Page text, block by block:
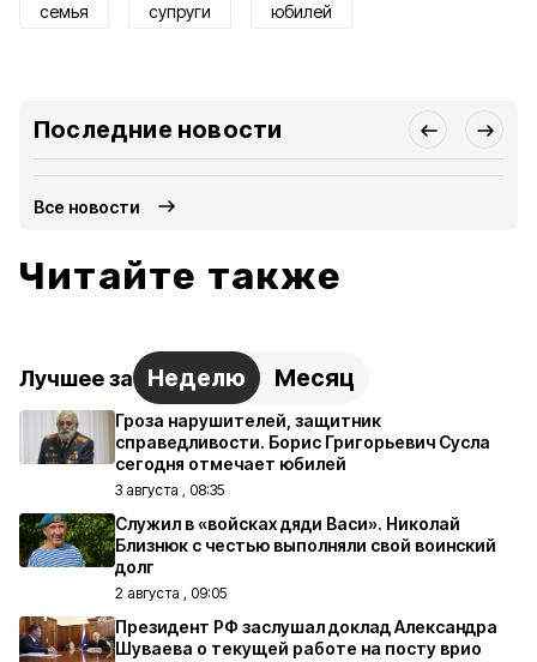
семья супруги юбилей
Последние новости
Все новости
Читайте также
Лучшее за Неделю Месяц
Гроза нарушителей, защитник
справедливости. Борис Григорьевич Сусла
сегодня отмечает юбилей
3 августа , 08:35
Служил в «войсках дяди Васи». Николай
Близнюк с честью выполняли свой воинский
долг
2 августа , 09:05
Президент РФ заслушал доклад Александра
Шуваева о текущей работе на посту врио